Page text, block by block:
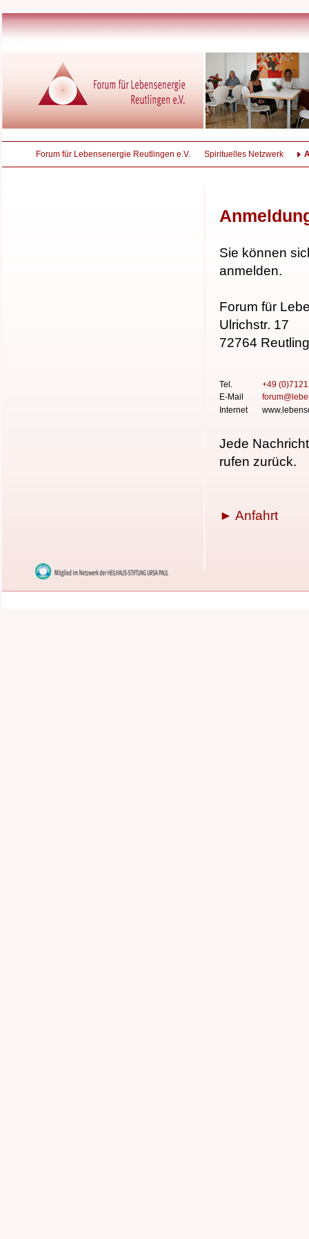
Forum für Lebensenergie Reutlingen e.V. Spirituelles Netzwerk
Sie können
anmelden.
Forum für
Ulrichstr. 17
72764
Tel.
+49
E-Mail
forum@
Internet
Jede
rufen zurück.
► Anfahrt